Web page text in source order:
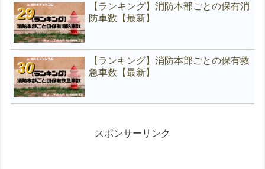
【ランキング】消防本部ごとの保有消
防車数【最新】
【ランキング】消防本部ごとの保有救
急車数【最新】
スポンサーリンク